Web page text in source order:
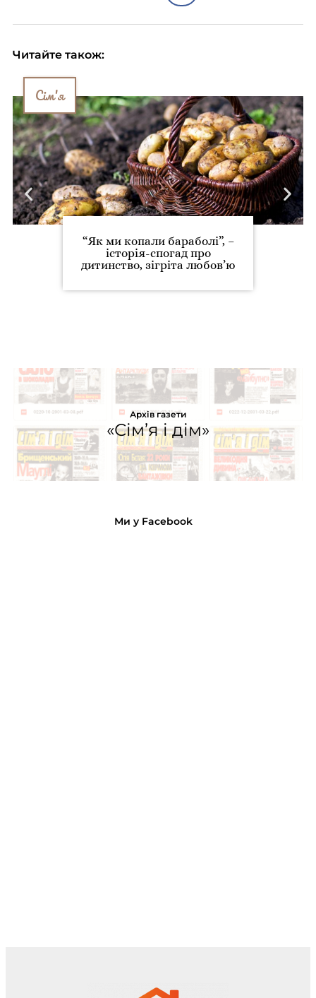
Читайте також:
Сім'я
“Як ми копали бараболі”, –
історія-спогад про
дитинство, зігріта любов’ю
Архів газети
«Сім’я і дім»
Ми у Facebook